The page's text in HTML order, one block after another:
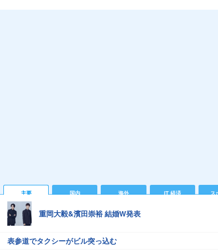
主要 国内 海外 IT 経済 ス
重岡大毅&濱田崇裕 結婚W発表
表参道でタクシーがビル突っ込む